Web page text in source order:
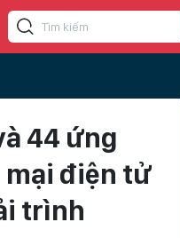
44 ứng
điện tử
trình